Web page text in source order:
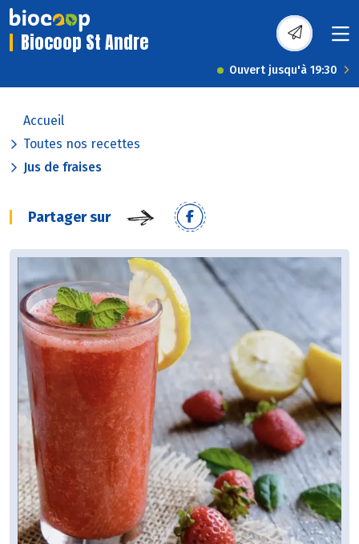
Biocoop St Andre
Ouvert jusqu'à 19:30
Accueil
Toutes nos recettes
Jus de fraises
Partager sur